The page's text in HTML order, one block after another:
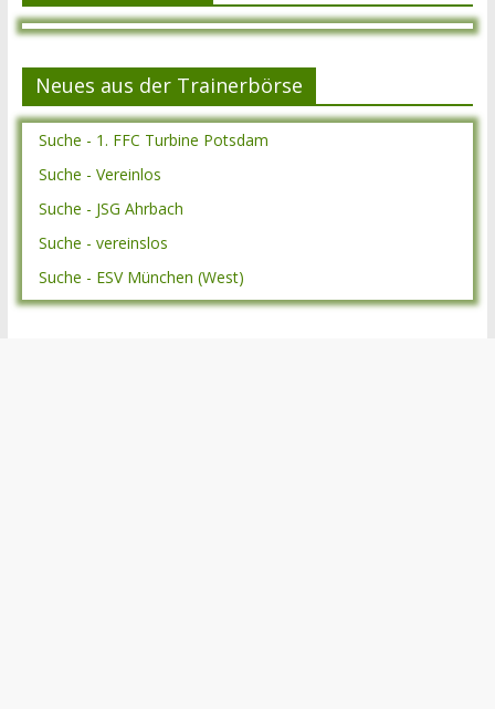
Neues aus der Trainerbörse
Suche - 1. FFC Turbine Potsdam
Suche - Vereinlos
Suche - JSG Ahrbach
Suche - vereinslos
Suche - ESV München (West)